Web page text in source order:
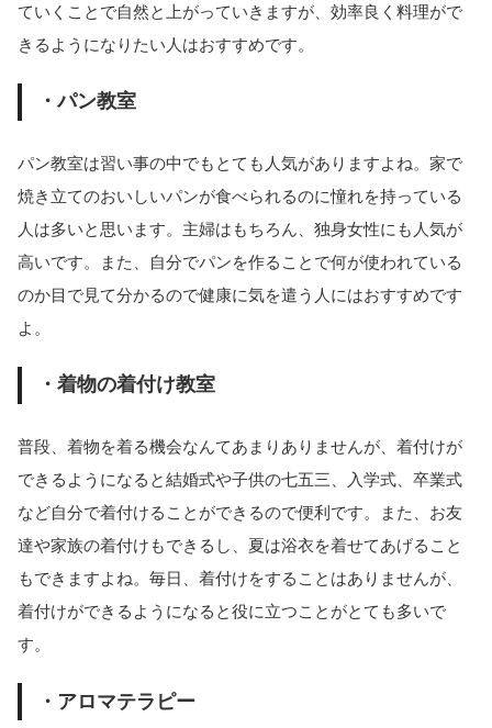
ていくことで自然と上がっていきますが、効率良く料理がで
きるようになりたい人はおすすめです。
・パン教室
パン教室は習い事の中でもとても人気がありますよね。家で
焼き立てのおいしいパンが食べられるのに憧れを持っている
人は多いと思います。主婦はもちろん、独身女性にも人気が
高いです。また、自分でパンを作ることで何が使われている
のか目で見て分かるので健康に気を遣う人にはおすすめです
よ。
・着物の着付け教室
普段、着物を着る機会なんてあまりありませんが、着付けが
できるようになると結婚式や子供の七五三、入学式、卒業式
など自分で着付けることができるので便利です。また、お友
達や家族の着付けもできるし、夏は浴衣を着せてあげること
もできますよね。毎日、着付けをすることはありませんが、
着付けができるようになると役に立つことがとても多いで
す。
・アロマテラピー